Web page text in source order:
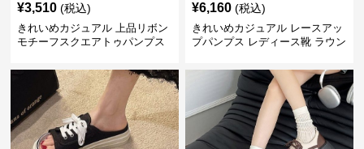
¥3,510 (税込)
きれいめカジュアル 上品リボン
モチーフスクエアトゥパンプス
¥6,160 (税込)
きれいめカジュアル レースアッ
プパンプス レディース靴 ラウン
上品 カジュアルシューズ